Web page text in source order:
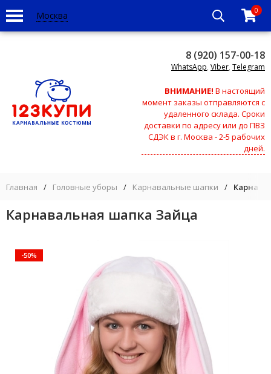
Москва 0
8 (920) 157-00-18
WhatsApp, Viber, Telegram
ВНИМАНИЕ! В настоящий
момент заказы отправляются с
удаленного склада. Сроки
доставки по адресу или до ПВЗ
СДЭК в г. Москва - 2-5 рабочих
дней.
Главная / Головные уборы / Карнавальные шапки /
Карнавальная шапка Зайца
-50%